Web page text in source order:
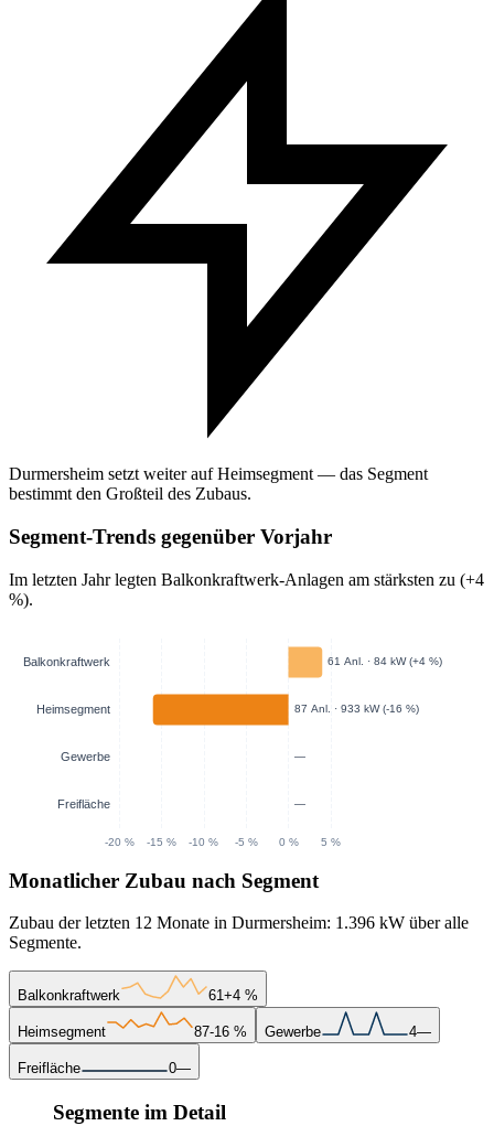
Durmersheim setzt weiter auf Heimsegment — das Segment
bestimmt den Großteil des Zubaus.
Segment-Trends gegenüber Vorjahr
Im letzten Jahr legten Balkonkraftwerk-Anlagen am stärksten zu (+4
%).
Monatlicher Zubau nach Segment
Zubau der letzten 12 Monate in Durmersheim: 1.396 kW über alle
Segmente.
Balkonkraftwerk 61+4 %
Heimsegment 87-16 % Gewerbe 4—
Freifläche 0—
Segmente im Detail